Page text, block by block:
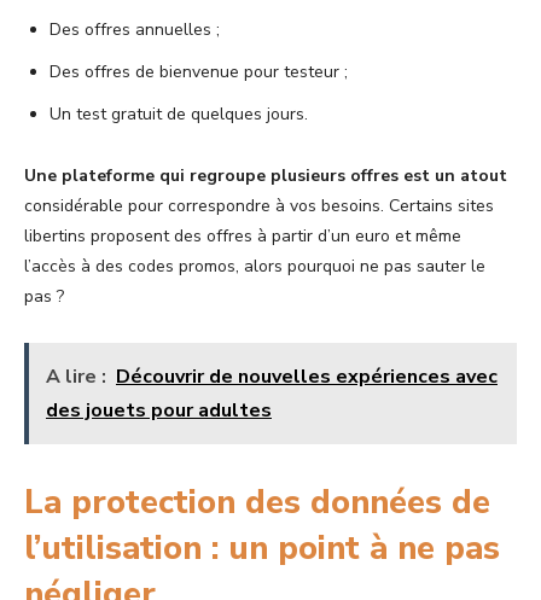
Des offres annuelles ;
Des offres de bienvenue pour testeur ;
Un test gratuit de quelques jours.
Une plateforme qui regroupe plusieurs offres est un atout
considérable pour correspondre à vos besoins. Certains sites
libertins proposent des offres à partir d’un euro et même
l’accès à des codes promos, alors pourquoi ne pas sauter le
pas ?
A lire : Découvrir de nouvelles expériences avec
des jouets pour adultes
La protection des données de
l’utilisation : un point à ne pas